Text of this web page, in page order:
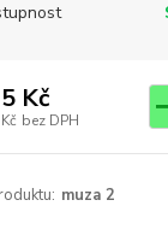
Kč
bez DPH
muza 2